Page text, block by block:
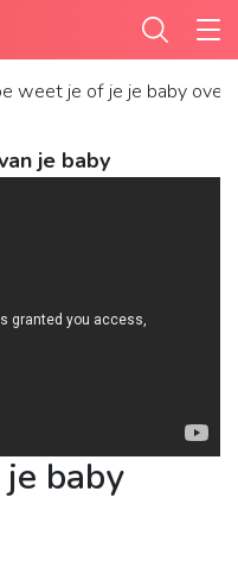
weet je of je je baby
je baby
baby